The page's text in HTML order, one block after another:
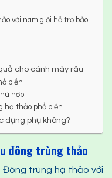
với nam giới hỗ trợ bảo
cho cánh mày râu
biến
hợp
hạ thảo phổ biến
dụng phụ không?
đông trùng thảo
Đông trùng hạ thảo với